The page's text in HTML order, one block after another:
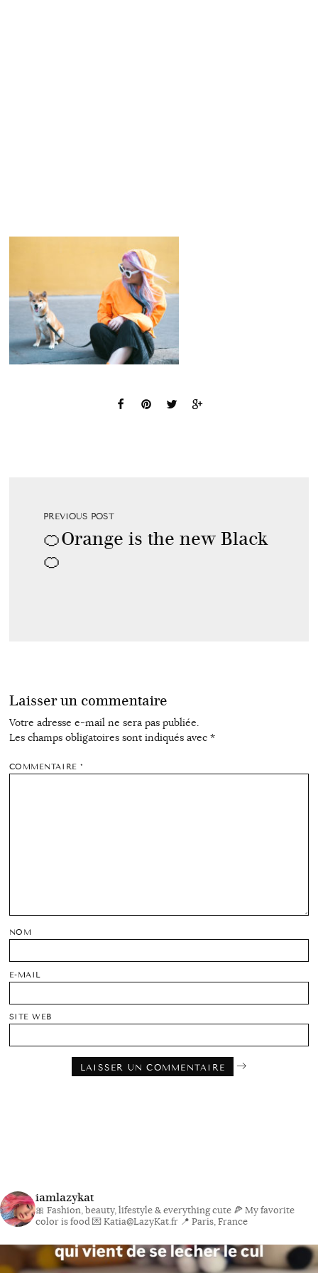
PREVIOUS POST
🍊Orange is the new Black
🍊
Laisser un commentaire
Votre adresse e-mail ne sera pas publiée.
Les champs obligatoires sont indiqués avec *
COMMENTAIRE*
NOM
E-MAIL
SITE WEB
iamlazykat
🎀 Fashion, beauty, lifestyle & everything cute 🍕 My favorite
color is food💌 Katia@LazyKat.fr 📍 Paris, France